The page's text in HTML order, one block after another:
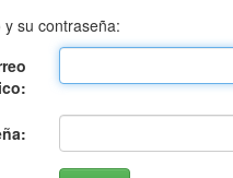
su contraseña: